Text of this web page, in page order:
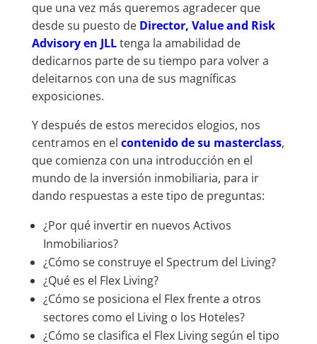
que una vez más queremos agradecer que
desde su puesto de Director, Value and Risk
Advisory en JLLtenga la amabilidad de
dedicarnos parte de su tiempo para volver a
deleitarnos con una de sus magníficas
exposiciones.
Y después de estos merecidos elogios, nos
centramos en el contenido de su masterclass,
que comienza con una introducción en el
mundo de la inversión inmobiliaria, para ir
dando respuestas a este tipo de preguntas:
¿Por qué invertir en nuevos Activos
Inmobiliarios?
¿Cómo se construye el Spectrum del Living?
¿Qué es el Flex Living?
¿Cómo se posiciona el Flex frente a otros
sectores como el Living o los Hoteles?
¿Cómo se clasifica el Flex Living según el tipo